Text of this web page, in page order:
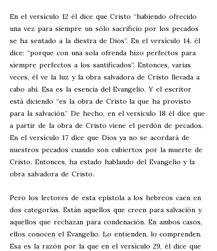
En el versículo 12 él dice que Cristo “habiendo ofrecido
una vez para siempre un sólo sacrificio por los pecados
se ha sentado a la diestra de Dios”. En el versículo 14, él
dice: “porque con una sola ofrenda hizo perfectos para
siempre perfectos a los santificados”. Entonces, varias
veces, él ve la luz y la obra salvadora de Cristo llevada a
cabo ahí. Esa es la esencia del Evangelio. Y el escritor
está diciendo “es la obra de Cristo la que ha provisto
para la salvación.” De hecho, en el versículo 18 él dice que
a partir de la obra de Cristo viene el perdón de pecados.
En el versículo 17 dice que Dios ya no se acordará de
nuestros pecados cuando son cubiertos por la muerte de
Cristo. Entonces, ha estado hablando del Evangelio y la
obra salvadora de Cristo.
Pero los lectores de esta epístola a los hebreos caen en
dos categorías. Están aquellos que creen para salvación y
aquellos que rechazan para condenación. En ambos casos,
ellos conocen el Evangelio. Lo entienden, lo comprenden.
Esa es la razón por la que en el versículo 29, él dice que